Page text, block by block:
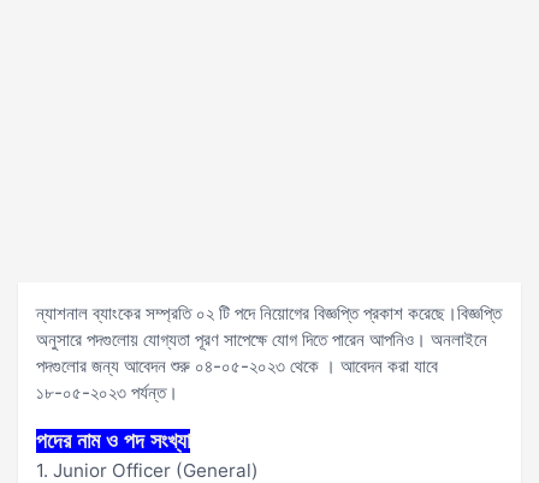
ন্যাশনাল ব্যাংকের সম্প্রতি ০২ টি পদে নিয়োগের বিজ্ঞপ্তি প্রকাশ করেছে।বিজ্ঞপ্তি
অনুসারে পদগুলোয় যোগ্যতা পূরণ সাপেক্ষে যোগ দিতে পারেন আপনিও। অনলাইনে
পদগুলোর জন্য আবেদন শুরু ০৪-০৫-২০২৩ থেকে । আবেদন করা যাবে
১৮-০৫-২০২৩ পর্যন্ত।
পদের নাম ও পদ সংখ্যা
1. Junior Officer (General)